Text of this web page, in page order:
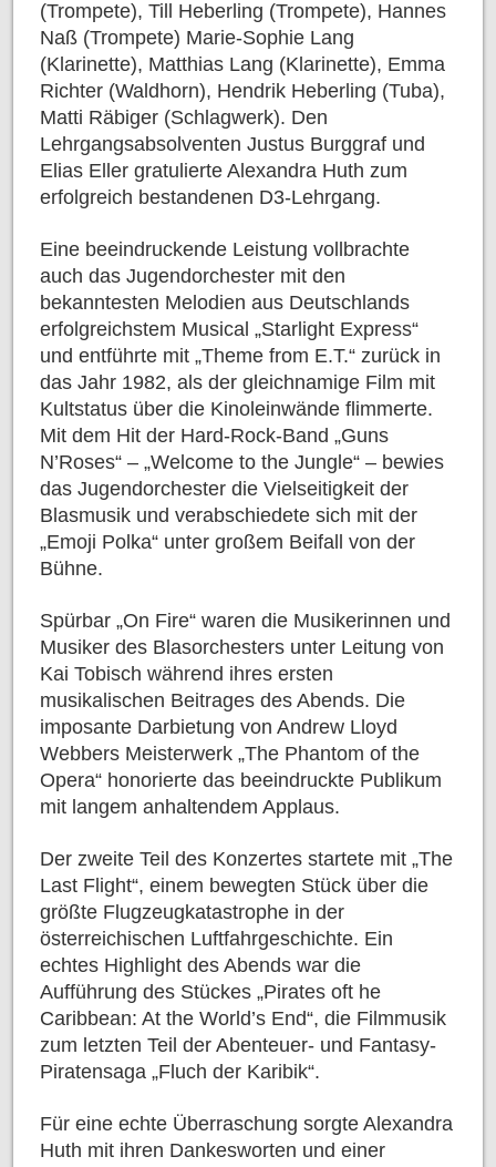
(Trompete), Till Heberling (Trompete), Hannes
Naß (Trompete) Marie-Sophie Lang
(Klarinette), Matthias Lang (Klarinette), Emma
Richter (Waldhorn), Hendrik Heberling (Tuba),
Matti Räbiger (Schlagwerk). Den
Lehrgangsabsolventen Justus Burggraf und
Elias Eller gratulierte Alexandra Huth zum
erfolgreich bestandenen D3-Lehrgang.
Eine beeindruckende Leistung vollbrachte
auch das Jugendorchester mit den
bekanntesten Melodien aus Deutschlands
erfolgreichstem Musical „Starlight Express“
und entführte mit „Theme from E.T.“ zurück in
das Jahr 1982, als der gleichnamige Film mit
Kultstatus über die Kinoleinwände flimmerte.
Mit dem Hit der Hard-Rock-Band „Guns
N’Roses“ – „Welcome to the Jungle“ – bewies
das Jugendorchester die Vielseitigkeit der
Blasmusik und verabschiedete sich mit der
„Emoji Polka“ unter großem Beifall von der
Bühne.
Spürbar „On Fire“ waren die Musikerinnen und
Musiker des Blasorchesters unter Leitung von
Kai Tobisch während ihres ersten
musikalischen Beitrages des Abends. Die
imposante Darbietung von Andrew Lloyd
Webbers Meisterwerk „The Phantom of the
Opera“ honorierte das beeindruckte Publikum
mit langem anhaltendem Applaus.
Der zweite Teil des Konzertes startete mit „The
Last Flight“, einem bewegten Stück über die
größte Flugzeugkatastrophe in der
österreichischen Luftfahrgeschichte. Ein
echtes Highlight des Abends war die
Aufführung des Stückes „Pirates oft he
Caribbean: At the World’s End“, die Filmmusik
zum letzten Teil der Abenteuer- und Fantasy-
Piratensaga „Fluch der Karibik“.
Für eine echte Überraschung sorgte Alexandra
Huth mit ihren Dankesworten und einer